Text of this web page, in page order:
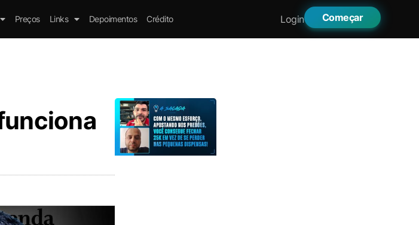
Preços Links Depoimentos Crédito Login Começar